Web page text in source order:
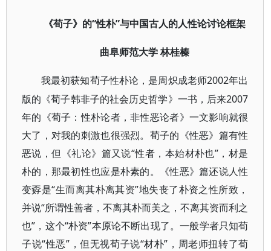
《荀子》的“性朴”与中国古人的人性论讨论框架
曲阜师范大学 林桂榛
我最初获知荀子性朴论，是周炽成老师2002年出
版的《荀子韩非子的社会历史哲学》一书，后来2007
年的《荀子：性朴论者，非性恶论者》一文影响就很
大了，对我的刺激也很强烈。荀子的《性恶》篇有性
恶说，但《礼论》篇又说“性者，本始材朴也”，材是
朴的，那最初性也应是朴素的。《性恶》篇还说人性
变孬是“生而离其朴离其资”地失丧了朴资之性所致，
并说“所谓性善者，不离其朴而美之，不离其资而利之
也”，这个“朴资”本原论不断出现了。一般学者只知荀
子说“性恶”，但无视荀子说“材朴”，周老师扭转了荀